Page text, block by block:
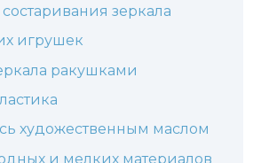
зеркала
игрушек
ракушками
художественным маслом
и мелких материалов